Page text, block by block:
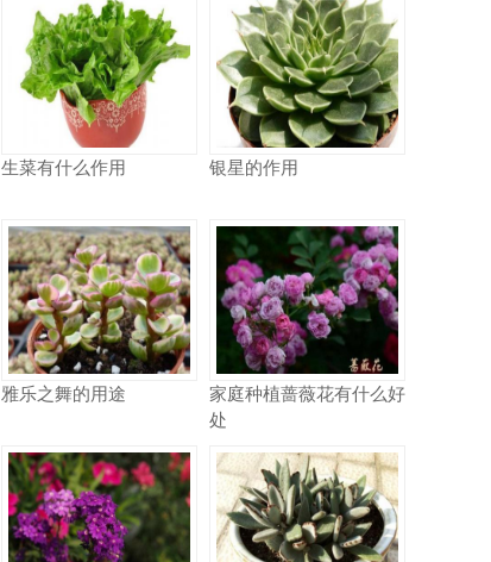
生菜有什么作用 银星的作用
雅乐之舞的用途
家庭种植蔷薇花有什么好
处